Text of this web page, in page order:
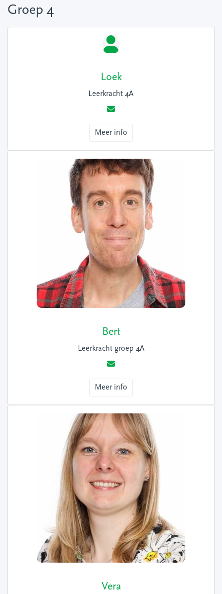
Groep 4
Loek
Leerkracht 4A
Meer info
Bert
Leerkracht groep 4A
Meer info
Vera